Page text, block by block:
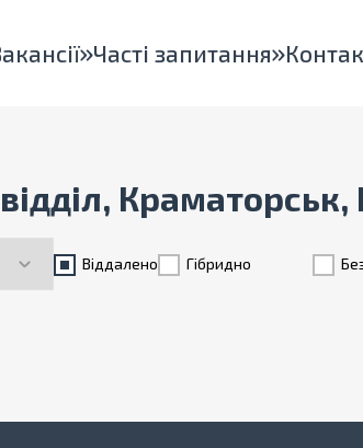
Часті запитання
Віддалено Гiбридно